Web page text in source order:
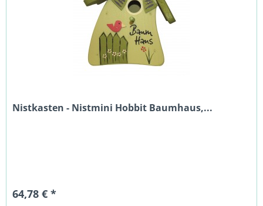
Nistkasten - Nistmini Hobbit Baumhaus,...
64,78 € *